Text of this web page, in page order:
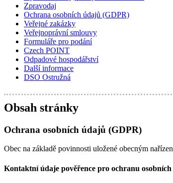
Zpravodaj
Ochrana osobních údajů (GDPR)
Veřejné zakázky
Veřejnoprávní smlouvy
Formuláře pro podání
Czech POINT
Odpadové hospodářství
Další informace
DSO Ostružná
Obsah stránky
Ochrana osobních údajů (GDPR)
Obec na základě povinnosti uložené obecným
Kontaktní údaje pověřence pro ochranu